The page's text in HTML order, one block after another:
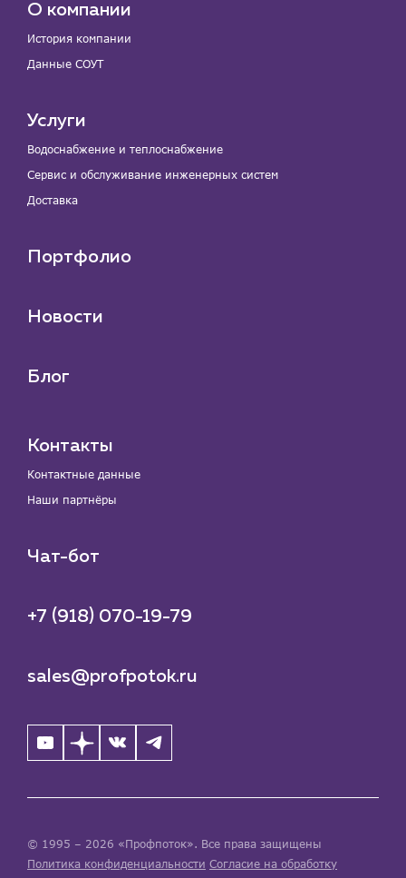
О компании
История компании
Данные СОУТ
Услуги
Водоснабжение и теплоснабжение
Сервис и обслуживание инженерных систем
Доставка
Портфолио
Новости
Блог
Контакты
Контактные данные
Наши партнёры
Чат-бот
+7 (918) 070-19-79
sales@profpotok.ru
© 1995 – 2026 «Профпоток». Все права защищены
Политика конфиденциальности Согласие на обработку